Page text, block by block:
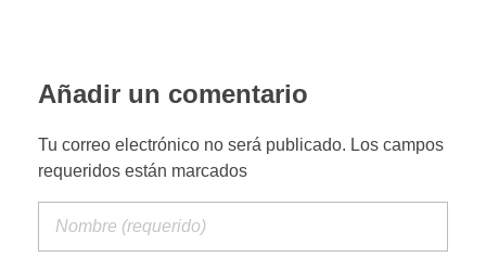
Añadir un comentario
Tu correo electrónico no será publicado. Los campos
requeridos están marcados